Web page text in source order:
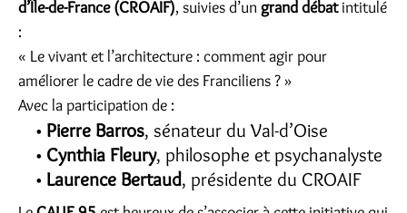
d’Île-de-France (CROAIF), suivies d’ungrand débatintitulé
:
« Le vivant et l’architecture : comment agir pour
améliorer le cadre de vie des Franciliens ? »
Avec la participation de :
Pierre Barros, sénateur du Val-d’Oise
Cynthia Fleury, philosophe et psychanalyste
Laurence Bertaud, présidente du CROAIF